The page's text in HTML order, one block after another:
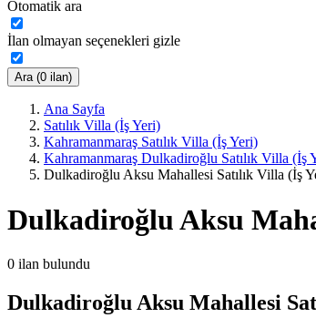
Otomatik ara
İlan olmayan seçenekleri gizle
Ara (0 ilan)
Ana Sayfa
Satılık Villa (İş Yeri)
Kahramanmaraş Satılık Villa (İş Yeri)
Kahramanmaraş Dulkadiroğlu Satılık Villa (İş
Dulkadiroğlu Aksu Mahallesi Satılık Villa (İş
Dulkadiroğlu Aksu
0 ilan bulundu
Dulkadiroğlu Aksu Mahallesi